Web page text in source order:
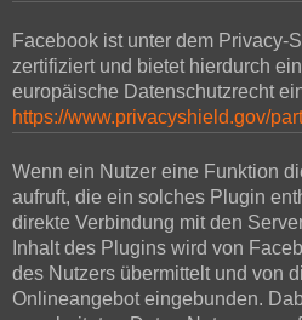
Facebook ist unter dem Privacy-
zertifiziert und bietet hierdurch
europäische Datenschutzrecht
https://www.privacyshield.gov/
Wenn ein Nutzer eine Funktion
aufruft, die ein solches Plugin
direkte Verbindung mit den
Inhalt des Plugins wird von
des Nutzers übermittelt und von
Onlineangebot eingebunden.